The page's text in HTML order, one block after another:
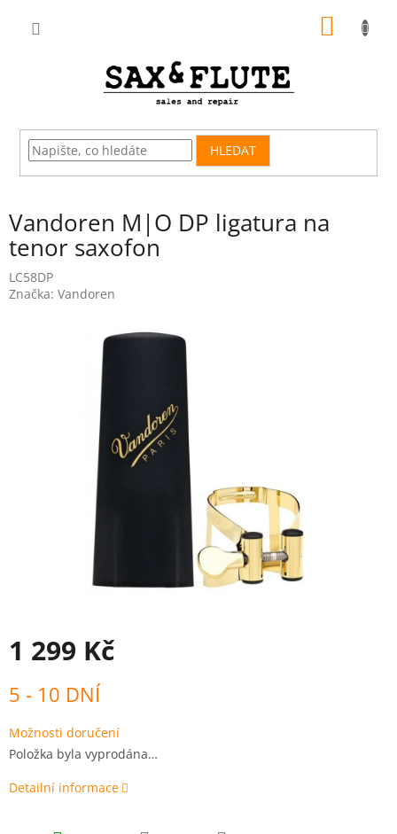
HLEDAT
Vandoren M|O DP ligatura na
tenor saxofon
LC58DP
Značka: Vandoren
1 299 Kč
cena:
5 - 10 DNÍ
Možnosti doručení
Položka byla vyprodána…
Detailní informace